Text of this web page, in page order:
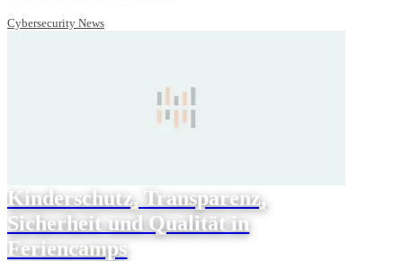
Cybersecurity News
Kinderschutz, Transparenz,
Sicherheit und Qualität in
Feriencamps